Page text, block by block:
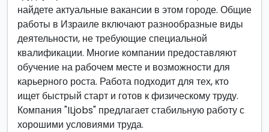
найдете актуальные вакансии в этом городе. Общие
работы в Израиле включают разнообразные виды
деятельности, не требующие специальной
квалификации. Многие компании предоставляют
обучение на рабочем месте и возможности для
карьерного роста. Работа подходит для тех, кто
ищет быстрый старт и готов к физическому труду.
Компания "ILjobs" предлагает стабильную работу с
хорошими условиями труда.